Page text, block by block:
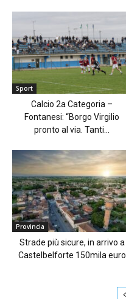
Sport
Calcio 2a Categoria –
Fontanesi: “Borgo Virgilio
pronto al via. Tanti...
Provincia
Strade più sicure, in arrivo a
Castelbelforte 150mila euro